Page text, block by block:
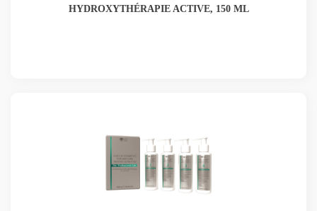
HYDROXYTHÉRAPIE ACTIVE, 150 ML